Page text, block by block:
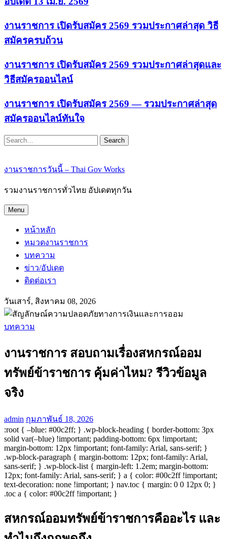
งานราชการ เปิดรับสมัคร 2569 รวมประกาศล่าสุด วิธี
สมัครครบถ้วน
งานราชการ เปิดรับสมัคร 2569 รวมประกาศล่าสุดและ
วิธีสมัครออนไลน์
งานราชการ เปิดรับสมัคร 2569 — รวมประกาศล่าสุด
สมัครออนไลน์ทันใจ
Search
งานราชการวันนี้ – Thai Gov Works
รวมงานราชการทั่วไทย อัปเดตทุกวัน
Menu
หน้าหลัก
หมวดงานราชการ
บทความ
ข่าว/อัปเดต
ติดต่อเรา
วันเสาร์, สิงหาคม 08, 2026
บทความ
งานราชการ สอบถามเรื่องสหกรณ์ออม
ทรัพย์ข้าราชการ คุ้มค่าไหม? รีวิวข้อมูล
จริง
admin กุมภาพันธ์ 18, 2026
:root { –blue: #00c2ff; } .wp-block-heading { border-bottom: 3px
solid var(–blue) !important; padding-bottom: 6px !important;
margin-bottom: 12px !important; font-family: Arial, sans-serif; }
.wp-block-paragraph { margin-bottom: 12px; font-family: Arial,
sans-serif; } .wp-block-list { margin-left: 1.2em; margin-bottom:
12px; font-family: Arial, sans-serif; } a { color: #00c2ff !important;
text-decoration: none !important; } nav.toc { margin: 0 0 12px 0; }
.toc a { color: #00c2ff !important; }
สหกรณ์ออมทรัพย์ข้าราชการคืออะไร และ